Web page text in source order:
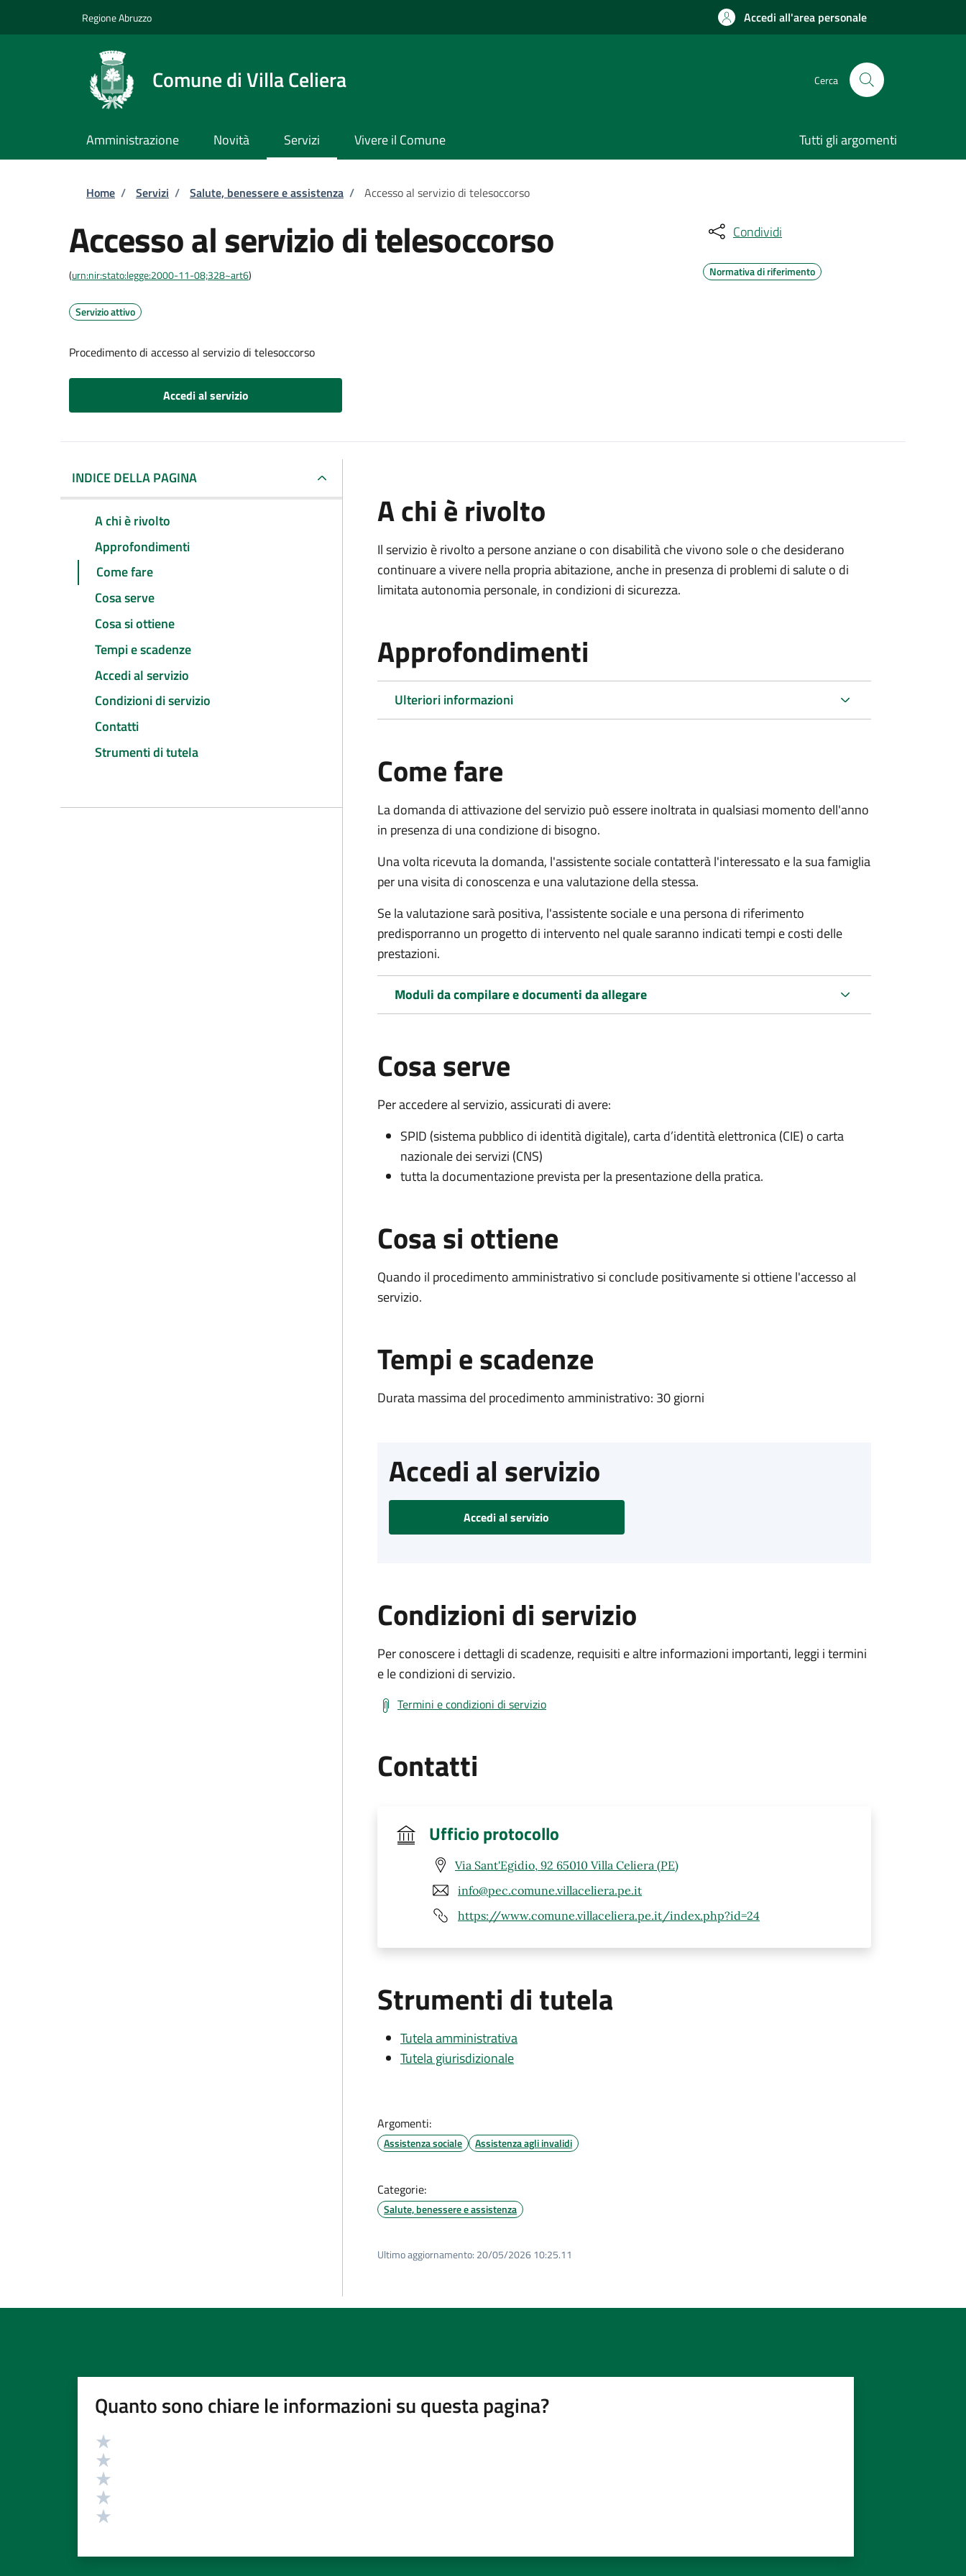
Regione Abruzzo Accedi all'area personale
Comune di Villa Celiera Cerca
Amministrazione Novità Servizi Vivere il Comune Tutti gli argomenti
Briciole di pane
Home / Servizi / Salute, benessere e assistenza / Accesso al servizio di telesoccorso
Accesso al servizio di telesoccorso
(urn:nir:stato:legge:2000-11-08;328~art6)
Servizio attivo
Procedimento di accesso al servizio di telesoccorso
Accedi al servizio
Condividi
Normativa di riferimento
INDICE DELLA PAGINA
A chi è rivolto
Approfondimenti
Come fare
Cosa serve
Cosa si ottiene
Tempi e scadenze
Accedi al servizio
Condizioni di servizio
Contatti
Strumenti di tutela
A chi è rivolto
Il servizio è rivolto a persone anziane o con disabilità che vivono sole o che desiderano
continuare a vivere nella propria abitazione, anche in presenza di problemi di salute o di
limitata autonomia personale, in condizioni di sicurezza.
Approfondimenti
Ulteriori informazioni
Come fare
La domanda di attivazione del servizio può essere inoltrata in qualsiasi momento dell'anno
in presenza di una condizione di bisogno.
Una volta ricevuta la domanda, l'assistente sociale contatterà l'interessato e la sua famiglia
per una visita di conoscenza e una valutazione della stessa.
Se la valutazione sarà positiva, l'assistente sociale e una persona di riferimento
predisporranno un progetto di intervento nel quale saranno indicati tempi e costi delle
prestazioni.
Moduli da compilare e documenti da allegare
Cosa serve
Per accedere al servizio, assicurati di avere:
SPID (sistema pubblico di identità digitale), carta d’identità elettronica (CIE) o carta
nazionale dei servizi (CNS)
tutta la documentazione prevista per la presentazione della pratica.
Cosa si ottiene
Quando il procedimento amministrativo si conclude positivamente si ottiene l'accesso al
servizio.
Tempi e scadenze
Durata massima del procedimento amministrativo: 30 giorni
Accedi al servizio
Accedi al servizio
Condizioni di servizio
Per conoscere i dettagli di scadenze, requisiti e altre informazioni importanti, leggi i termini
e le condizioni di servizio.
Termini e condizioni di servizio
Contatti
Ufficio protocollo
Via Sant'Egidio, 92 65010 Villa Celiera (PE)
info@pec.comune.villaceliera.pe.it
https://www.comune.villaceliera.pe.it/index.php?id=24
Strumenti di tutela
Tutela amministrativa
Tutela giurisdizionale
Argomenti:
Assistenza sociale Assistenza agli invalidi
Categorie:
Salute, benessere e assistenza
Ultimo aggiornamento: 20/05/2026 10:25.11
Quanto sono chiare le informazioni su questa pagina?
Valutazione